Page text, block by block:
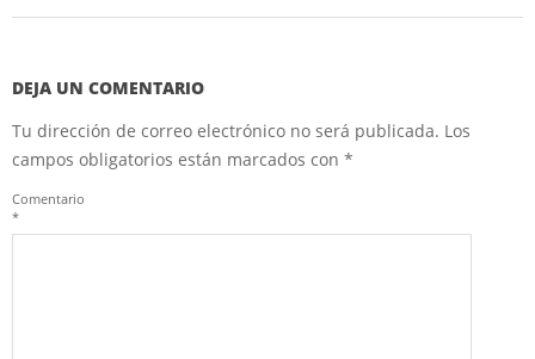
DEJA UN COMENTARIO
Tu dirección de correo electrónico no será publicada. Los
campos obligatorios están marcados con *
Comentario
*